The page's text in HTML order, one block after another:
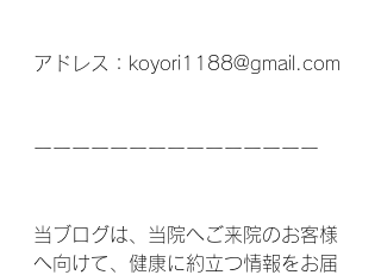
アドレス：koyori1188@gmail.com
ーーーーーーーーーーーーーーー
当ブログは、当院へご来院のお客様
へ向けて、健康に約立つ情報をお届